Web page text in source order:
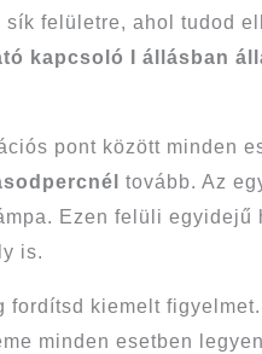
sík felületre, ahol tudod
kapcsoló I állásban
pont között minden
tovább. Az
Ezen felüli
is.
fordítsd kiemelt
minden esetben